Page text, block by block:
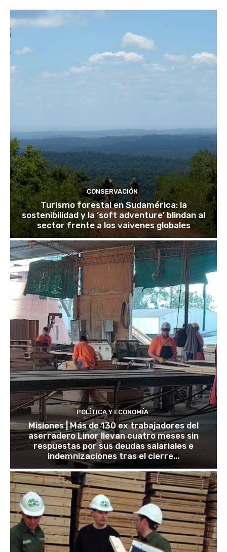
CONSERVACIÓN
Turismo forestal en Sudamérica: la
sostenibilidad y la ‘soft adventure’ blindan al
sector frente a los vaivenes globales
POLÍTICA Y ECONOMÍA
Misiones | Más de 130 ex trabajadores del
aserradero Linor llevan cuatro meses sin
respuestas por sus deudas salariales e
indemnizaciones tras el cierre...